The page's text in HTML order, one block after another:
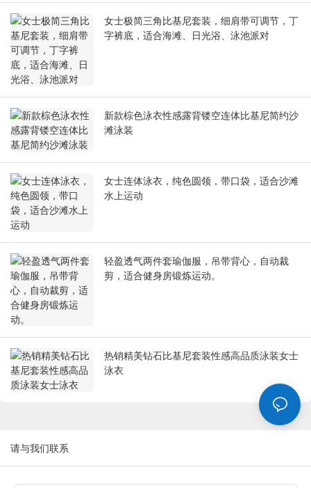
女士极简三角比基尼套装，细肩带可调节，丁
字裤底，适合海滩、日光浴、泳池派对
新款棕色泳衣性感露背镂空连体比基尼简约沙
滩泳装
女士连体泳衣，纯色圆领，带口袋，适合沙滩
水上运动
轻盈透气两件套瑜伽服，吊带背心，自动裁
剪，适合健身房锻炼运动。
热销精美钻石比基尼套装性感高品质泳装女士
泳衣
请与我们联系